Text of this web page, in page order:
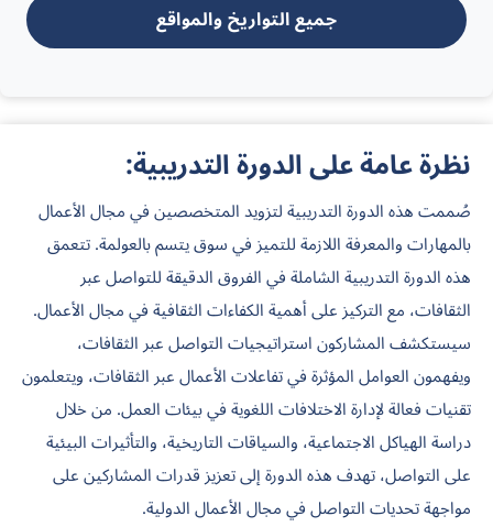
جميع التواريخ والمواقع
نظرة عامة على الدورة التدريبية:
صُممت هذه الدورة التدريبية لتزويد المتخصصين في مجال الأعمال
بالمهارات والمعرفة اللازمة للتميز في سوق يتسم بالعولمة. تتعمق
هذه الدورة التدريبية الشاملة في الفروق الدقيقة للتواصل عبر
الثقافات، مع التركيز على أهمية الكفاءات الثقافية في مجال الأعمال.
سيستكشف المشاركون استراتيجيات التواصل عبر الثقافات،
ويفهمون العوامل المؤثرة في تفاعلات الأعمال عبر الثقافات، ويتعلمون
تقنيات فعالة لإدارة الاختلافات اللغوية في بيئات العمل. من خلال
دراسة الهياكل الاجتماعية، والسياقات التاريخية، والتأثيرات البيئية
على التواصل، تهدف هذه الدورة إلى تعزيز قدرات المشاركين على
مواجهة تحديات التواصل في مجال الأعمال الدولية.